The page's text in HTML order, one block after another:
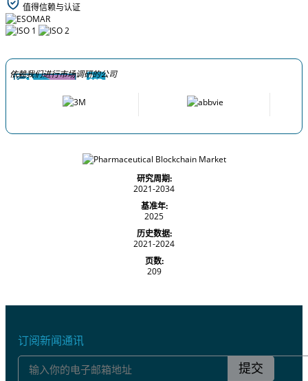
值得信赖与认证
依赖我们进行市场调研的公司
研究周期:
2021-2034
基准年:
2025
历史数据:
2021-2024
页数:
209
订阅新闻通讯
提交